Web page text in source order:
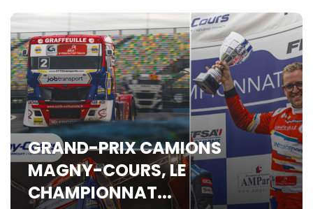
GRAND-PRIX CAMIONS
MAGNY-COURS, LE
CHAMPIONNAT...